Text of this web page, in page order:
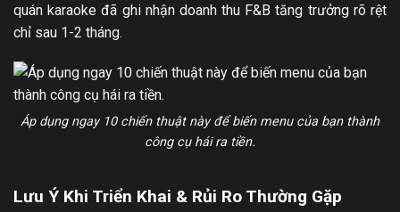
quán karaoke đã ghi nhận doanh thu F&B tăng trưởng rõ rệt
chỉ sau 1-2 tháng.
Áp dụng ngay 10 chiến thuật này để biến menu của bạn thành
công cụ hái ra tiền.
Lưu Ý Khi Triển Khai & Rủi Ro Thường Gặp